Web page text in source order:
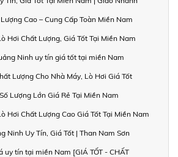
Cao – Cung Cấp Toàn Miền Nam
Hơi Chất Lượng, Giá Tốt Tại Miền Nam
Ninh uy tín giá tốt tại miền Nam
Lượng Cho Nhà Máy, Lò Hơi Giá Tốt
Lượng Lớn Giá Rẻ Tại Miền Nam
Hơi Chất Lượng Cao Giá Tốt Tại Miền Nam
Ninh Uy Tín, Giá Tốt | Than Nam Sơn
uy tín tại miền Nam [GIÁ TỐT - CHẤT